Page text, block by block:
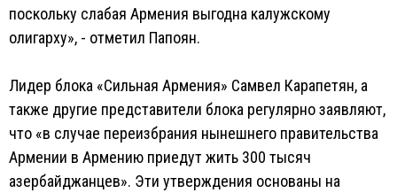
поскольку слабая Армения выгодна калужскому
олигарху», - отметил Папоян.
Лидер блока «Сильная Армения» Самвел Карапетян, а
также другие представители блока регулярно заявляют,
что «в случае переизбрания нынешнего правительства
Армении в Армению приедут жить 300 тысяч
азербайджанцев». Эти утверждения основаны на